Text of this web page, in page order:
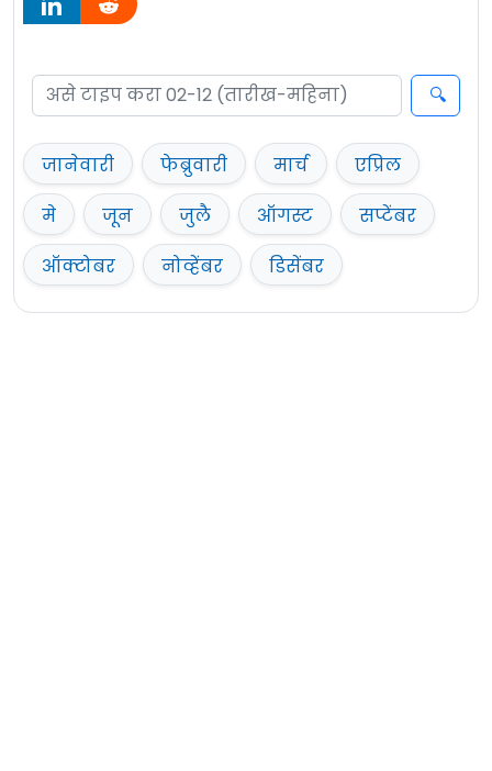
जानेवारी फेब्रुवारी मार्च
एप्रिल
मे
जून जुलै ऑगस्ट
सप्टेंबर
ऑक्टोबर
नोव्हेंबर डिसेंबर